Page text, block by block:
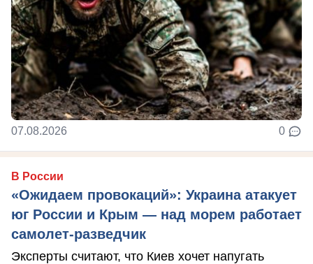
07.08.2026 0
В России
«Ожидаем провокаций»: Украина атакует
юг России и Крым — над морем работает
самолет-разведчик
Эксперты считают, что Киев хочет напугать